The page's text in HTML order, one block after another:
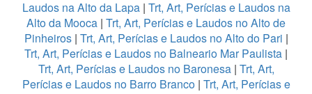
Laudos na Alto da Lapa| Trt, Art, Perícias e Laudos na
Alto da Mooca | Trt, Art, Perícias e Laudos no Alto de
Pinheiros| Trt, Art, Perícias e Laudos no Alto do Pari |
Trt, Art, Perícias e Laudos no Balneario Mar Paulista |
Trt, Art, Perícias e Laudos no Baronesa| Trt, Art,
Perícias e Laudos no Barro Branco| Trt, Art, Perícias e